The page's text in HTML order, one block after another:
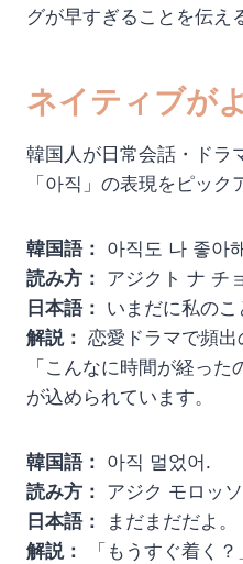
グが早すぎることを伝え
ネイティブが
韓国人が日常会話・ドラ
「아직」の表現をピック
韓国語： 아직도 나 좋아
読み方： アジクト ナ チ
日本語： いまだに私のこ
解説： 恋愛ドラマで頻
「こんなに時間が経っ
が込められています。
韓国語： 아직 멀었어.
読み方： アジク モロッソ
日本語：
まだまだだよ。
解説：
「もうすぐ着く